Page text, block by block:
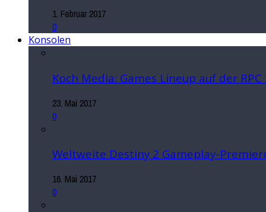
1. Februar 2017
0
Konsolen
Koch Media: Games Lineup auf der RPC
23. Mai 2017
0
Weltweite Destiny 2 Gameplay-
16. Mai 2017
0